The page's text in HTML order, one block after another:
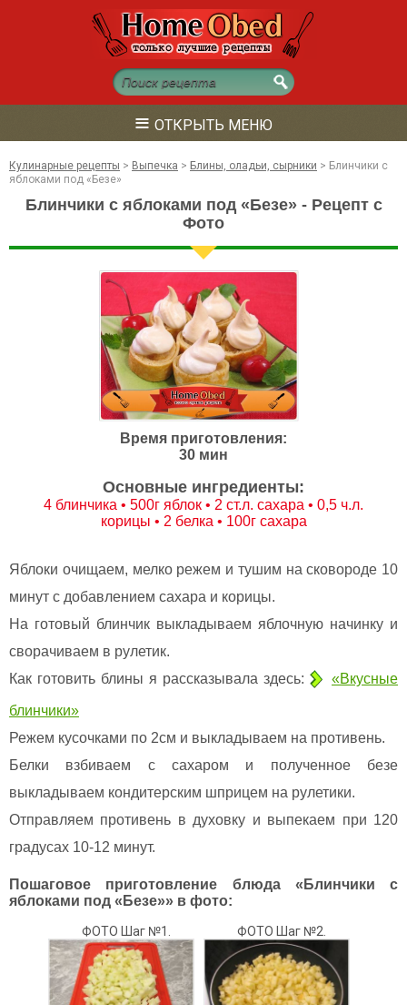
≡ ОТКРЫТЬ МЕНЮ
Кулинарные рецепты > Выпечка > Блины, оладьи, сырники > Блинчики с
яблоками под «Безе»
Блинчики с яблоками под «Безе» - Рецепт с
Фото
Время приготовления:
30 мин
Основные ингредиенты:
4 блинчика • 500г яблок • 2 ст.л. сахара • 0,5 ч.л.
корицы • 2 белка • 100г сахара
Яблоки очищаем, мелко режем и тушим на сковороде 10
минут с добавлением сахара и корицы.
На готовый блинчик выкладываем яблочную начинку и
сворачиваем в рулетик.
Как готовить блины я рассказывала здесь:
«Вкусные
блинчики»
Режем кусочками по 2см и выкладываем на противень.
Белки взбиваем с сахаром и полученное безе
выкладываем кондитерским шприцем на рулетики.
Отправляем противень в духовку и выпекаем при 120
градусах 10-12 минут.
Пошаговое приготовление блюда «Блинчики с
яблоками под «Безе»» в фото:
ФОТО Шаг №1. ФОТО Шаг №2.